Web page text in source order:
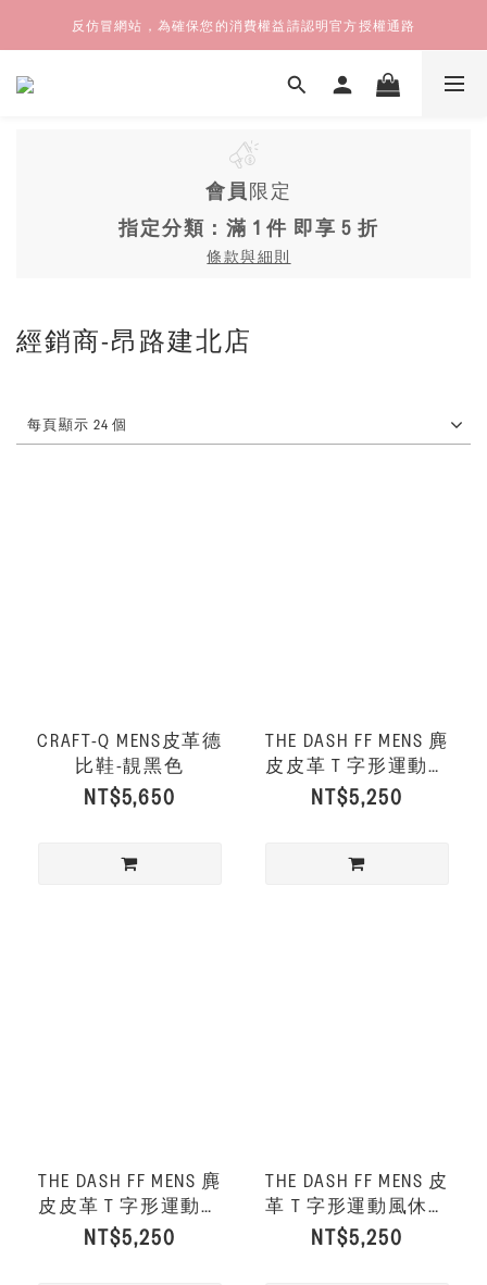
反仿冒網站，為確保您的消費權益請認明官方授權通路
會員 限定
指定分類：滿 1 件 即享 5 折
條款與細則
經銷商-昂路建北店
每頁顯示 24 個
CRAFT-Q MENS皮革德
比鞋-靚黑色
NT$5,650
THE DASH FF MENS 麂
皮皮革 T 字形運動風
休閒鞋-深梅洛紅/奶油
色
NT$5,250
THE DASH FF MENS 麂
皮皮革 T 字形運動風
休閒鞋-深橄欖色/奶油
色
NT$5,250
THE DASH FF MENS 皮
革 T 字形運動風休閒
鞋-黑色
NT$5,250